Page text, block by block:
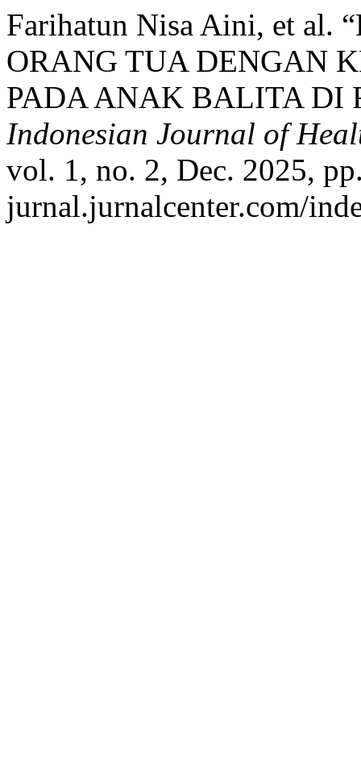
Farihatun Nisa Aini, et al.
ORANG TUA DENGAN
PADA ANAK BALITA DI
Indonesian Journal of
vol. 1, no. 2, Dec. 2025,
jurnal.jurnalcenter.com/